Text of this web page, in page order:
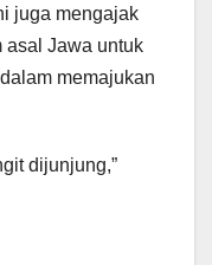
juga mengajak
asal Jawa untuk
memajukan
dijunjung,”